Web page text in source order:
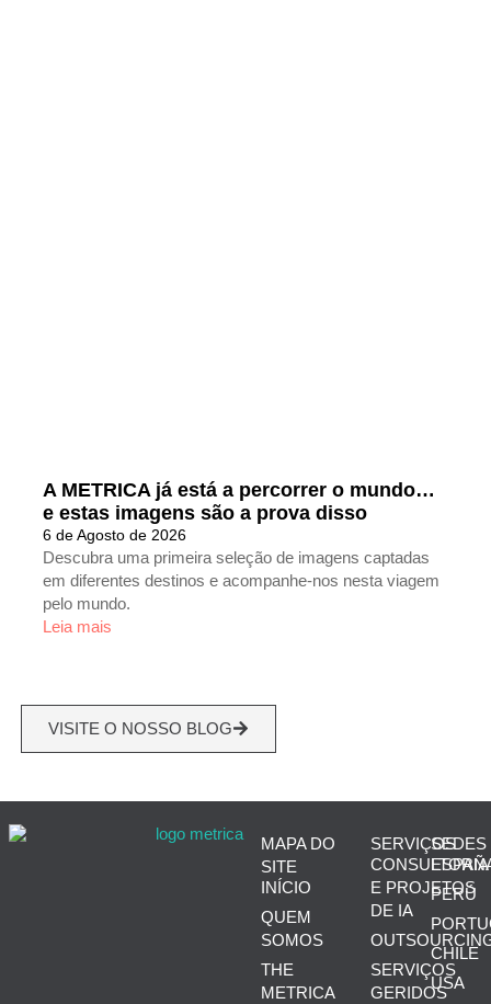
A METRICA já está a percorrer o mundo…
e estas imagens são a prova disso
6 de Agosto de 2026
Descubra uma primeira seleção de imagens captadas
em diferentes destinos e acompanhe-nos nesta viagem
pelo mundo.
Leia mais
VISITE O NOSSO BLOG
MAPA DO
SITE
INÍCIO
QUEM
SOMOS
THE
METRICA
SERVIÇOS
CONSULTORIA
E PROJETOS
DE IA
SERVIÇOS
GERIDOS
SEDES
PERÚ
CHILE
USA